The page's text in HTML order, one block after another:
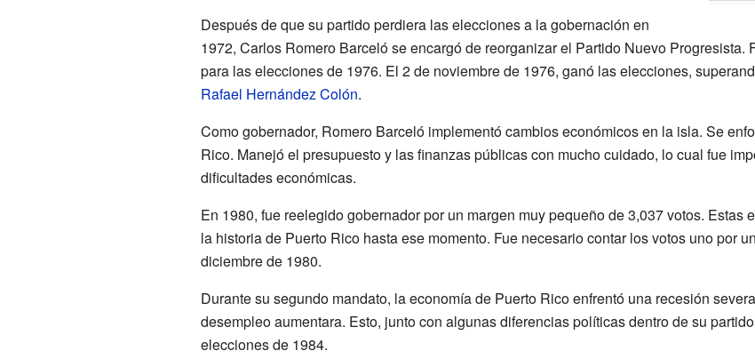
Después de que su partido perdiera las elecciones a la gobernación en
1972, Carlos Romero Barceló se encargó de reorganizar el Partido Nuevo Progresista.
para las elecciones de 1976. El 2 de noviembre de 1976, ganó las elecciones,
Rafael Hernández Colón.
Como gobernador, Romero Barceló implementó cambios económicos en la isla. Se
Rico. Manejó el presupuesto y las finanzas públicas con mucho cuidado, lo cual fue
dificultades económicas.
En 1980, fue reelegido gobernador por un margen muy pequeño de 3,037 votos. Estas
la historia de Puerto Rico hasta ese momento. Fue necesario contar los votos uno por
diciembre de 1980.
Durante su segundo mandato, la economía de Puerto Rico enfrentó una recesión
desempleo aumentara. Esto, junto con algunas diferencias políticas dentro de su
elecciones de 1984.